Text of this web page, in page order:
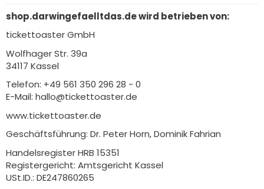
shop.darwingefaelltdas.dewird betrieben von:
tickettoaster GmbH
Wolfhager Str. 39a
34117 Kassel
Telefon: +49 561 350 296 28 - 0
E-Mail: hallo@tickettoaster.de
www.tickettoaster.de
Geschäftsführung: Dr. Peter Horn, Dominik Fahrian
Handelsregister HRB 15351
Registergericht: Amtsgericht Kassel
USt.ID.: DE247860265